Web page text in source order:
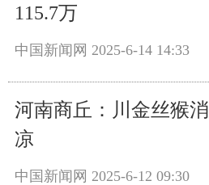
115.7万
中国新闻网 2025-6-14 14:33
河南商丘：川金丝猴
凉
中国新闻网 2025-6-12 09:30